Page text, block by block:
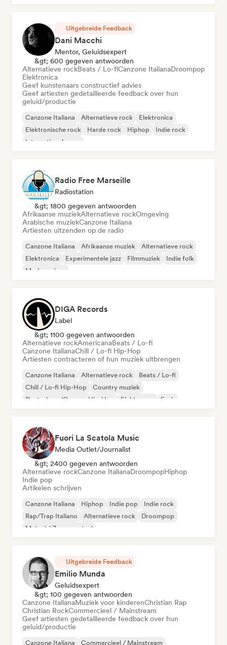
Uitgebreide Feedback
Dani Macchi
Mentor, Geluidsexpert
&gt; 600 gegeven antwoorden
Alternatieve rockBeats / Lo-fiCanzone ItalianaDroompop
Elektronica
Geef kunstenaars constructief advies
Geef artiesten gedetailleerde feedback over hun
geluid/productie
Canzone Italiana Alternatieve rock
Elektronica
Elektronische rock
Harde rock Hiphop
Indie rock
Internationale pop
Radio Free Marseille
Radiostation
&gt; 1800 gegeven antwoorden
Afrikaanse muziekAlternatieve rockOmgeving
Arabische muziekCanzone Italiana
Artiesten uitzenden op de radio
Canzone Italiana Afrikaanse muziek
Alternatieve rock
Elektronica
Experimentele jazz Filmmuziek
Indie folk
Moderne jazz
DIGA Records
Label
&gt; 1100 gegeven antwoorden
Alternatieve rockAmericanaBeats / Lo-fi
Canzone ItalianaChill / Lo-fi Hip-Hop
Artiesten contracteren of hun muziek uitbrengen
Canzone Italiana Alternatieve rock
Beats / Lo-fi
Chill / Lo-fi Hip-Hop
Country muziek
Deutschrap/German Hip-Hop
Elektropop Funk
Fuori La Scatola Music
Media Outlet/Journalist
&gt; 2400 gegeven antwoorden
Alternatieve rockCanzone ItalianaDroompopHiphop
Indie pop
Artikelen schrijven
Canzone Italiana Hiphop Indie pop
Indie rock
Rap/Trap Italiano
Alternatieve rock
Droompop
Metaal / Zwaar metaal
Uitgebreide Feedback
Emilio Munda
Geluidsexpert
&gt; 100 gegeven antwoorden
Canzone ItalianaMuziek voor kinderenChristian Rap
Christian RockCommercieel / Mainstream
Geef artiesten gedetailleerde feedback over hun
geluid/productie
Canzone Italiana Commercieel / Mainstream